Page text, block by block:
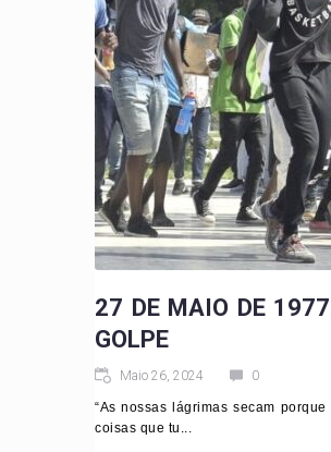
27 DE MAIO DE
GOLPE
Maio 26, 2024 0
“As nossas lágrimas secam
coisas que tu...